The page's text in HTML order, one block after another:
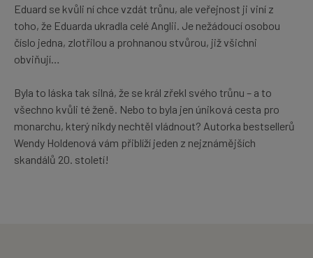
Eduard se kvůli ní chce vzdát trůnu, ale veřejnost ji viní z
toho, že Eduarda ukradla celé Anglii. Je nežádoucí osobou
číslo jedna, zlotřilou a prohnanou stvůrou, již všichni
obviňují…
Byla to láska tak silná, že se král zřekl svého trůnu – a to
všechno kvůli té ženě. Nebo to byla jen úniková cesta pro
monarchu, který nikdy nechtěl vládnout? Autorka bestsellerů
Wendy Holdenová vám přiblíží jeden z nejznámějších
skandálů 20. století!